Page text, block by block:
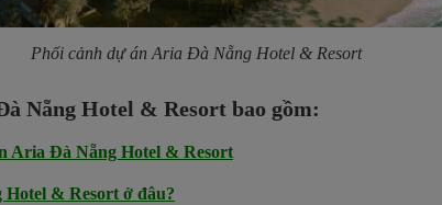
Phối cảnh dự án Aria Đà Nẵng Hotel & Resort
Nẵng Hotel & Resort bao gồm:
Aria Đà Nẵng Hotel & Resort
& Resort ở đâu?